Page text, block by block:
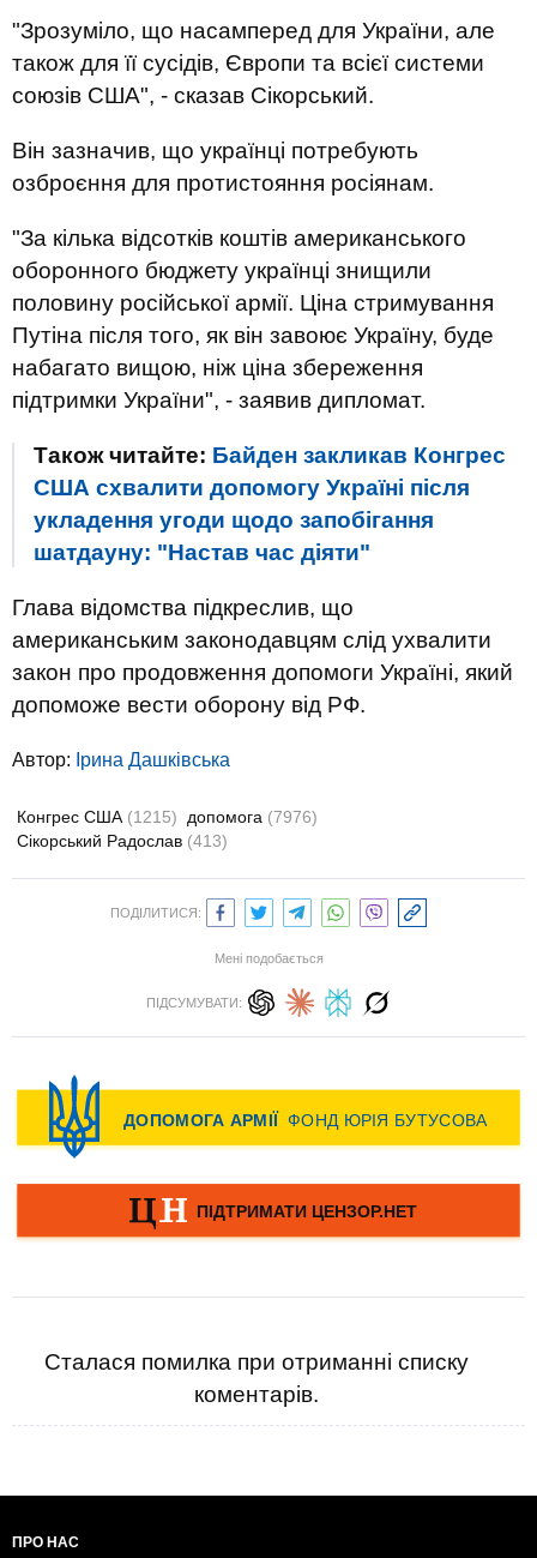
"Зрозуміло, що насамперед для України, але
також для її сусідів, Європи та всієї системи
союзів США", - сказав Сікорський.
Він зазначив, що українці потребують
озброєння для протистояння росіянам.
"За кілька відсотків коштів американського
оборонного бюджету українці знищили
половину російської армії. Ціна стримування
Путіна після того, як він завоює Україну, буде
набагато вищою, ніж ціна збереження
підтримки України", - заявив дипломат.
Також читайте: Байден закликав Конгрес
США схвалити допомогу Україні після
укладення угоди щодо запобігання
шатдауну: "Настав час діяти"
Глава відомства підкреслив, що
американським законодавцям слід ухвалити
закон про продовження допомоги Україні, який
допоможе вести оборону від РФ.
Автор: Ірина Дашківська
Конгрес США (1215) допомога (7976)
Сікорський Радослав (413)
ПОДІЛИТИСЯ:
Мені подобається
ПІДСУМУВАТИ:
Сталася помилка при отриманні списку
коментарів.
ПРО НАС